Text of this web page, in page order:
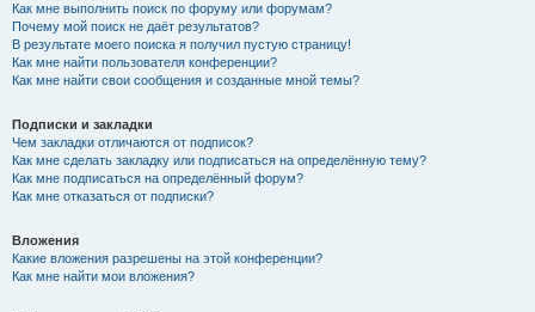
Как мне выполнить поиск по форуму или форумам?
Почему мой поиск не даёт результатов?
В результате моего поиска я получил пустую страницу!
Как мне найти пользователя конференции?
Как мне найти свои сообщения и созданные мной темы?
Подписки и закладки
Чем закладки отличаются от подписок?
Как мне сделать закладку или подписаться на определённую тему?
Как мне подписаться на определённый форум?
Как мне отказаться от подписки?
Вложения
Какие вложения разрешены на этой конференции?
Как мне найти мои вложения?